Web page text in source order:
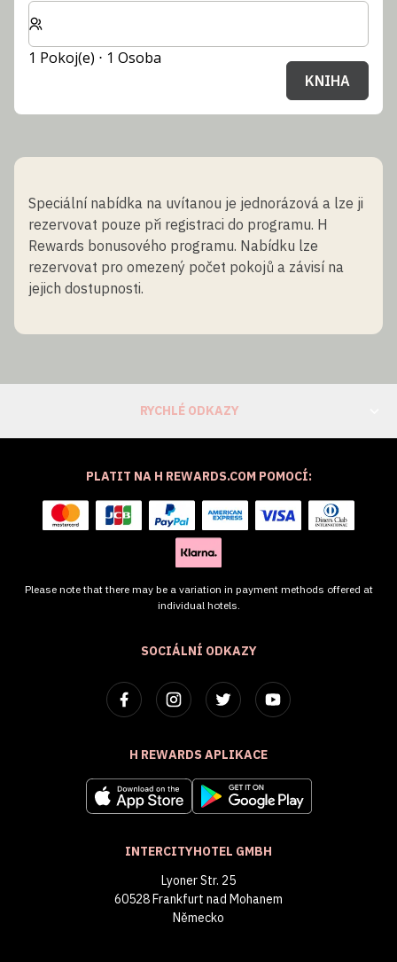
Zvolte počet pokojů a hostů pro svůj pobyt
1 Pokoj(e) ⋅ 1 Osoba
KNIHA
Speciální nabídka na uvítanou je jednorázová a lze ji
rezervovat pouze při registraci do programu. H
Rewards bonusového programu. Nabídku lze
rezervovat pro omezený počet pokojů a závisí na
jejich dostupnosti.
RYCHLÉ ODKAZY
SOCIÁLNÍ ODKAZY
H REWARDS APLIKACE
INTERCITYHOTEL GMBH
Lyoner Str. 25
60528 Frankfurt nad Mohanem
Německo
PLATIT NA H REWARDS.COM POMOCÍ:
Please note that there may be a variation in payment methods offered at
individual hotels.